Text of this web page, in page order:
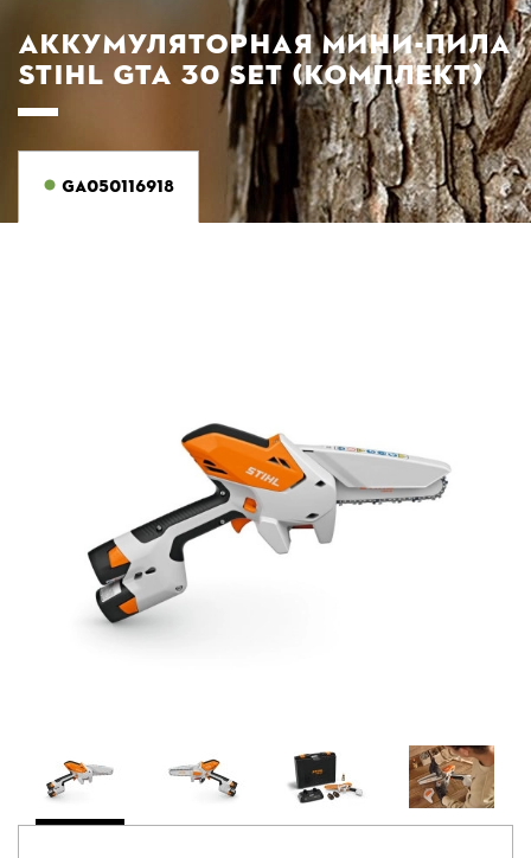
АККУМУЛЯТОРНАЯ МИНИ-ПИЛА
STIHL GTA 30 SET (КОМПЛЕКТ)
GA050116918